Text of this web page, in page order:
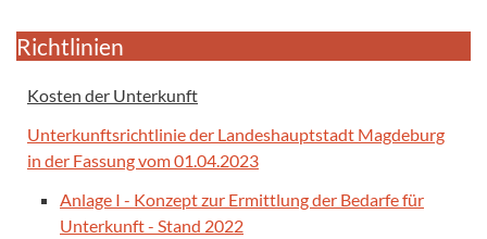
Richtlinien
Kosten der Unterkunft
Unterkunftsrichtlinie der Landeshauptstadt Magdeburg
in der Fassung vom 01.04.2023
Anlage I - Konzept zur Ermittlung der Bedarfe für
Unterkunft - Stand 2022